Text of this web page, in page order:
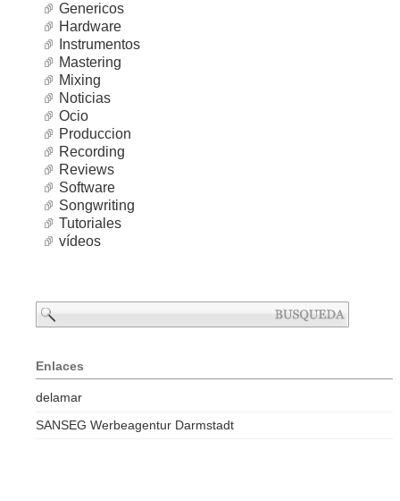
Genericos
Hardware
Instrumentos
Mastering
Mixing
Noticias
Ocio
Produccion
Recording
Reviews
Software
Songwriting
Tutoriales
vídeos
Enlaces
delamar
SANSEG Werbeagentur Darmstadt